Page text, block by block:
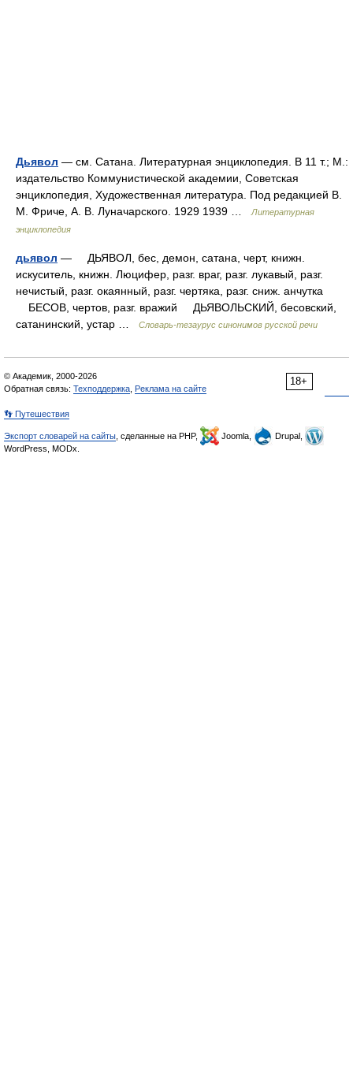
Дьявол — см. Сатана. Литературная энциклопедия. В 11 т.; М.:
издательство Коммунистической академии, Советская
энциклопедия, Художественная литература. Под редакцией В.
М. Фриче, А. В. Луначарского. 1929 1939 …
Литературная
энциклопедия
дьявол — ДЬЯВОЛ, бес, демон, сатана, черт, книжн.
искуситель, книжн. Люцифер, разг. враг, разг. лукавый, разг.
нечистый, разг. окаянный, разг. чертяка, разг. сниж. анчутка
БЕСОВ, чертов, разг. вражий ДЬЯВОЛЬСКИЙ, бесовский,
сатанинский, устар …
Словарь-тезаурус синонимов русской речи
18+
© Академик, 2000-2026
Обратная связь: Техподдержка Реклама на сайте
👣 Путешествия
Экспорт словарей на сайты , сделанные на PHP, Joomla,
Drupal,
WordPress, MODx.